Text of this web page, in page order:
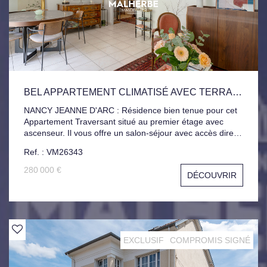
BEL APPARTEMENT CLIMATISÉ AVEC TERRASSES ET GARAGE
NANCY JEANNE D'ARC : Résidence bien tenue pour cet
Appartement Traversant situé au premier étage avec
ascenseur. Il vous offre un salon-séjour avec accès direct
équipée, 3 Chambres, Seconde Terrasse, Salle d'eau,
Salle de Bain. Nombreux Rangements, Climatisation
Réversible. Pour compléter ce bien, Cellier et Garage
privatif avec borne de recharge pour véhicule électrique
et porte motorisé.
Ref. : VM26343
280 000 €
DÉCOUVRIR
EXCLUSIF COMPROMIS SIGNÉ